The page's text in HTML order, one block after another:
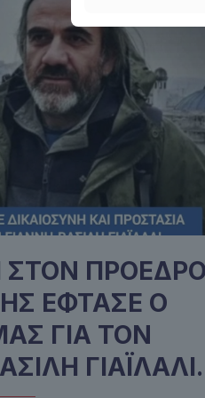
ΣΤΟΝ
ΕΦΤΑΣΕ Ο
ΓΙΑ ΤΟΝ
ΓΙΑΪΛΑΛΙ.